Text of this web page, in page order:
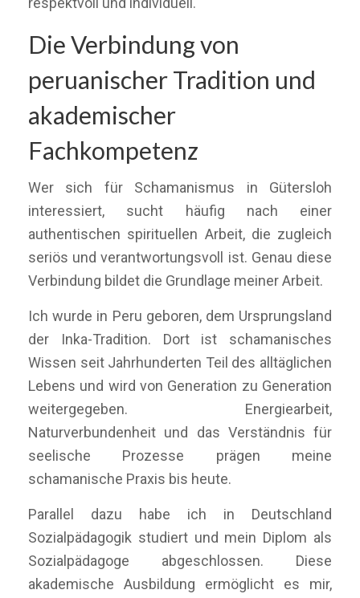
Die Verbindung von
peruanischer Tradition und
akademischer
Fachkompetenz
Wer sich für Schamanismus in Gütersloh
interessiert, sucht häufig nach einer
authentischen spirituellen Arbeit, die zugleich
seriös und verantwortungsvoll ist. Genau diese
Verbindung bildet die Grundlage meiner Arbeit.
Ich wurde in Peru geboren, dem Ursprungsland
der Inka-Tradition. Dort ist schamanisches
Wissen seit Jahrhunderten Teil des alltäglichen
Lebens und wird von Generation zu Generation
weitergegeben. Energiearbeit,
Naturverbundenheit und das Verständnis für
seelische Prozesse prägen meine
schamanische Praxis bis heute.
Parallel dazu habe ich in Deutschland
Sozialpädagogik studiert und mein Diplom als
Sozialpädagoge abgeschlossen. Diese
akademische Ausbildung ermöglicht es mir,